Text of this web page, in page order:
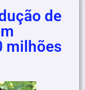
de
milhões